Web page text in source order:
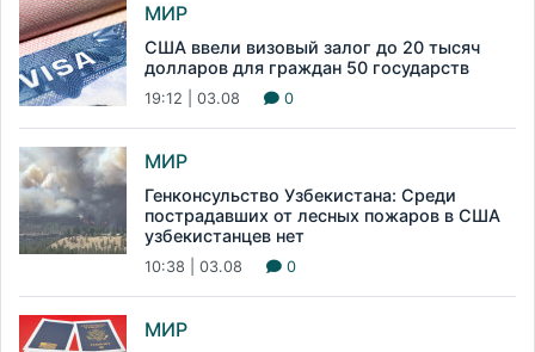
МИР
США ввели визовый залог до 20 тысяч
долларов для граждан 50 государств
19:12 | 03.08 0
МИР
Генконсульство Узбекистана: Среди
пострадавших от лесных пожаров в США
узбекистанцев нет
10:38 | 03.08 0
МИР